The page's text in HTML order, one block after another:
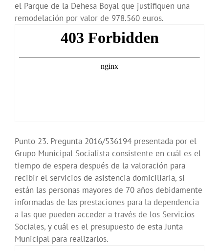
el Parque de la Dehesa Boyal que justifiquen una
remodelación por valor de 978.560 euros.
Punto 23. Pregunta 2016/536194 presentada por el
Grupo Municipal Socialista consistente en cuál es el
tiempo de espera después de la valoración para
recibir el servicios de asistencia domiciliaria, si
están las personas mayores de 70 años debidamente
informadas de las prestaciones para la dependencia
a las que pueden acceder a través de los Servicios
Sociales, y cuál es el presupuesto de esta Junta
Municipal para realizarlos.